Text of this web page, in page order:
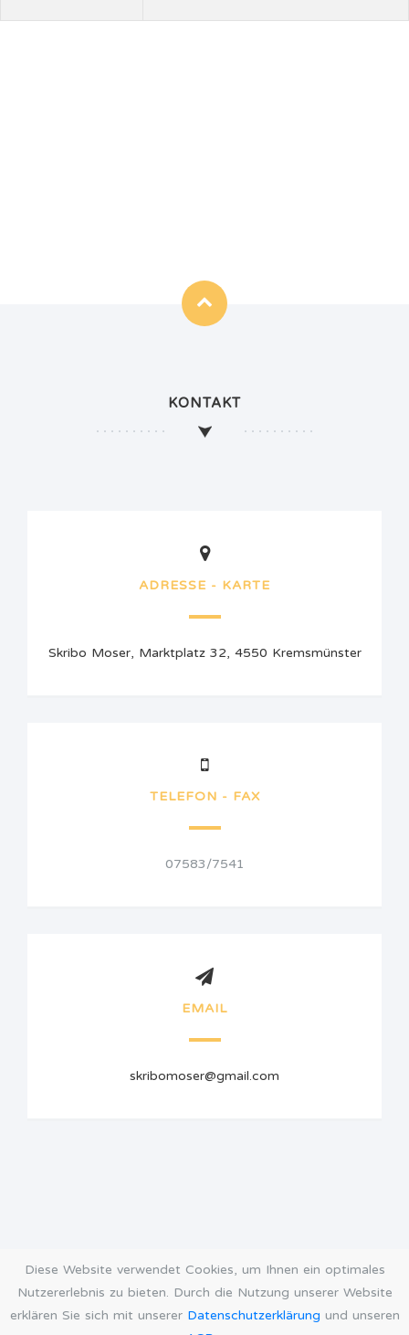
KONTAKT
ADRESSE - KARTE
Skribo Moser, Marktplatz 32, 4550 Kremsmünster
TELEFON - FAX
07583/7541
EMAIL
skribomoser@gmail.com
Diese Website verwendet Cookies, um Ihnen ein optimales
Nutzererlebnis zu bieten. Durch die Nutzung unserer Website
erklären Sie sich mit unserer Datenschutzerklärung und unseren